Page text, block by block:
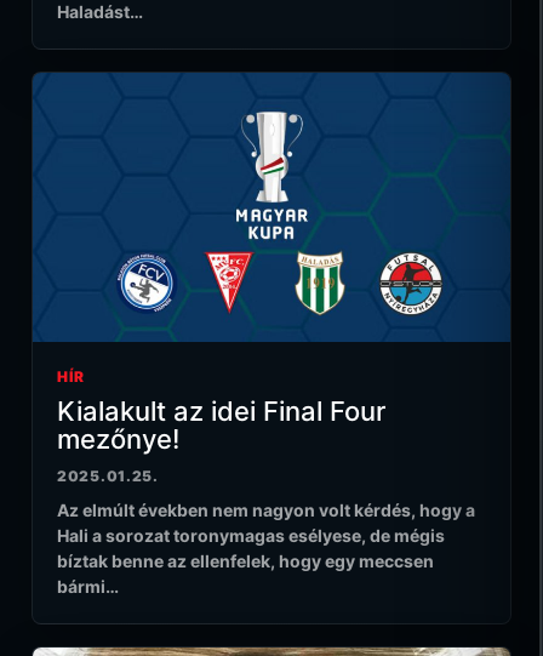
Haladást…
HÍR
Kialakult az idei Final Four
mezőnye!
2025.01.25.
Az elmúlt években nem nagyon volt kérdés, hogy a
Hali a sorozat toronymagas esélyese, de mégis
bíztak benne az ellenfelek, hogy egy meccsen
bármi…